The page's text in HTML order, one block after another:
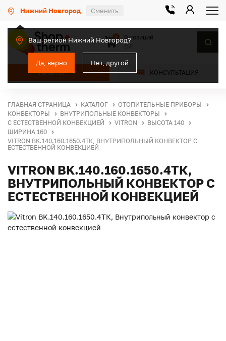
Нижний Новгород Сменить
Ваш регион Нижний Новгород?
Да, верно Нет, другой
КАТАЛОГ КОНСУЛЬТАЦИЯ
0
0 позиций
ГЛАВНАЯ СТРАНИЦА КАТАЛОГ
ОТОПИТЕЛЬНЫЕ ПРИБОРЫ
КОНВЕКТОРЫ
ВНУТРИПОЛЬНЫЕ КОНВЕКТОРЫ
С ЕСТЕСТВЕННОЙ КОНВЕКЦИЕЙ
VITRON
ВЫСОТА 140
ШИРИНА 160
VITRON BK.140.160.1650.4ТК, ВНУТРИПОЛЬНЫЙ КОНВЕКТОР С
ЕСТЕСТВЕННОЙ КОНВЕКЦИЕЙ
VITRON BK.140.160.1650.4ТК,
ВНУТРИПОЛЬНЫЙ КОНВЕКТОР С
ЕСТЕСТВЕННОЙ КОНВЕКЦИЕЙ